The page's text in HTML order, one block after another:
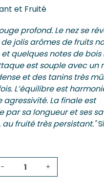
et Fruité
profond. Le nez se
jolis arômes de fruits
quelques notes de bois
est souple avec un
et des tanins très
L’équilibre est
agressivité. La finale est
par sa longueur et ses
au fruité très persistant."
- +